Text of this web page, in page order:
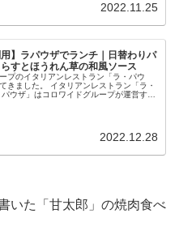
2022.11.25
用】ラパウザでランチ｜日替わりパ
すとほうれん草の和風ソース
プのイタリアンレストラン「ラ・パウ
きました。 イタリアンレストラン「ラ・
ウザ」はコロワイドグループが運営する
2022.12.28
いた「甘太郎」の焼肉食べ